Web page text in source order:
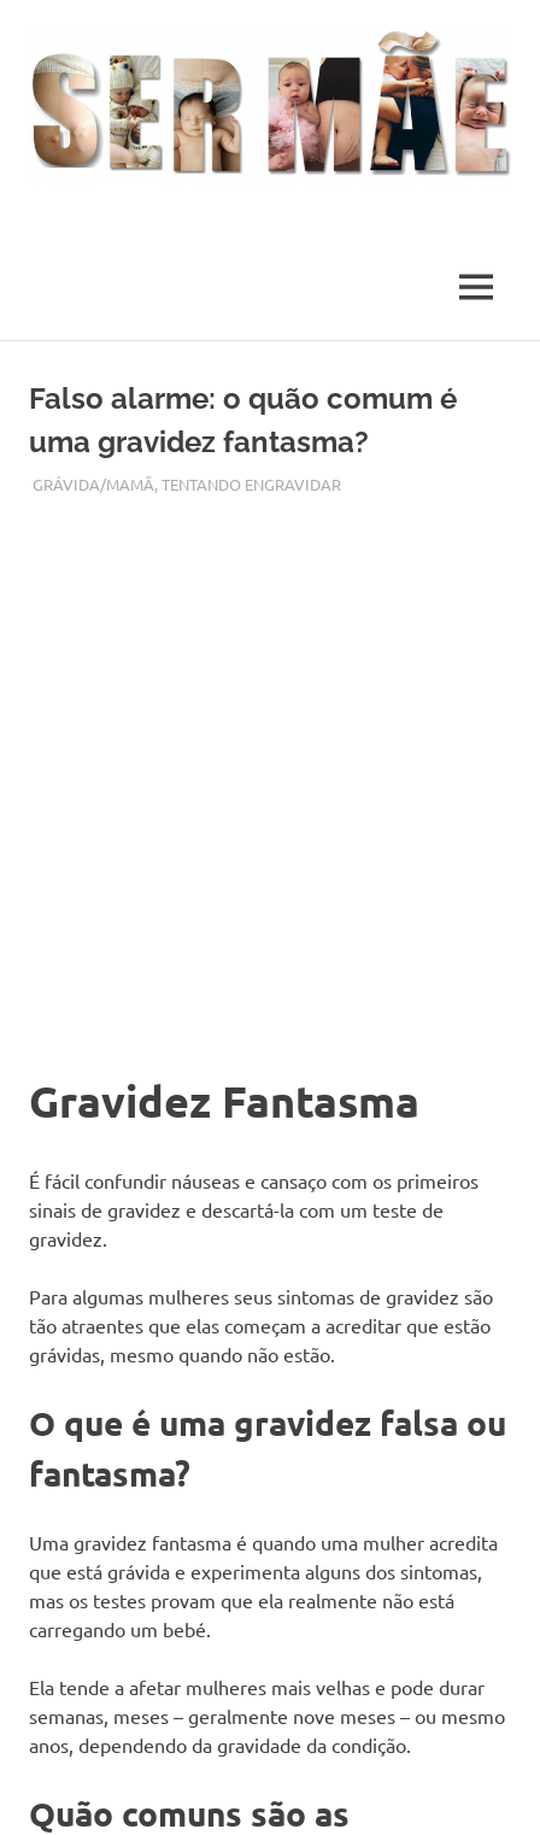
content
MENU
Falso alarme: o quão comum é
uma gravidez fantasma?
AGOSTO 3, 2017
ADMIN
GRÁVIDA/MAMÃ,TENTANDO ENGRAVIDAR
Gravidez Fantasma
É fácil confundir náuseas e cansaço com os primeiros
sinais de gravidez e descartá-la com um teste de
gravidez.
Para algumas mulheres seus sintomas de gravidez são
tão atraentes que elas começam a acreditar que estão
grávidas, mesmo quando não estão.
O que é uma gravidez falsa ou
fantasma?
Uma gravidez fantasma é quando uma mulher acredita
que está grávida e experimenta alguns dos sintomas,
mas os testes provam que ela realmente não está
carregando um bebé.
Ela tende a afetar mulheres mais velhas e pode durar
semanas, meses – geralmente nove meses – ou mesmo
anos, dependendo da gravidade da condição.
Quão comuns são as